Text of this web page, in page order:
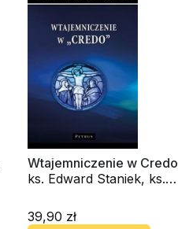
Wtajemniczenie w Credo
ks. Edward Staniek, ks.
39,90 zł